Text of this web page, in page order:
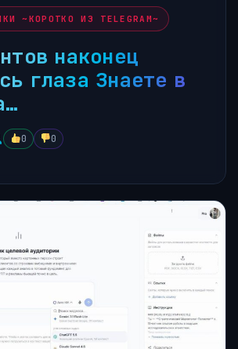
~КОРОТКО ИЗ TELEGRAM~
наконец
глаза Знаете в
0 0